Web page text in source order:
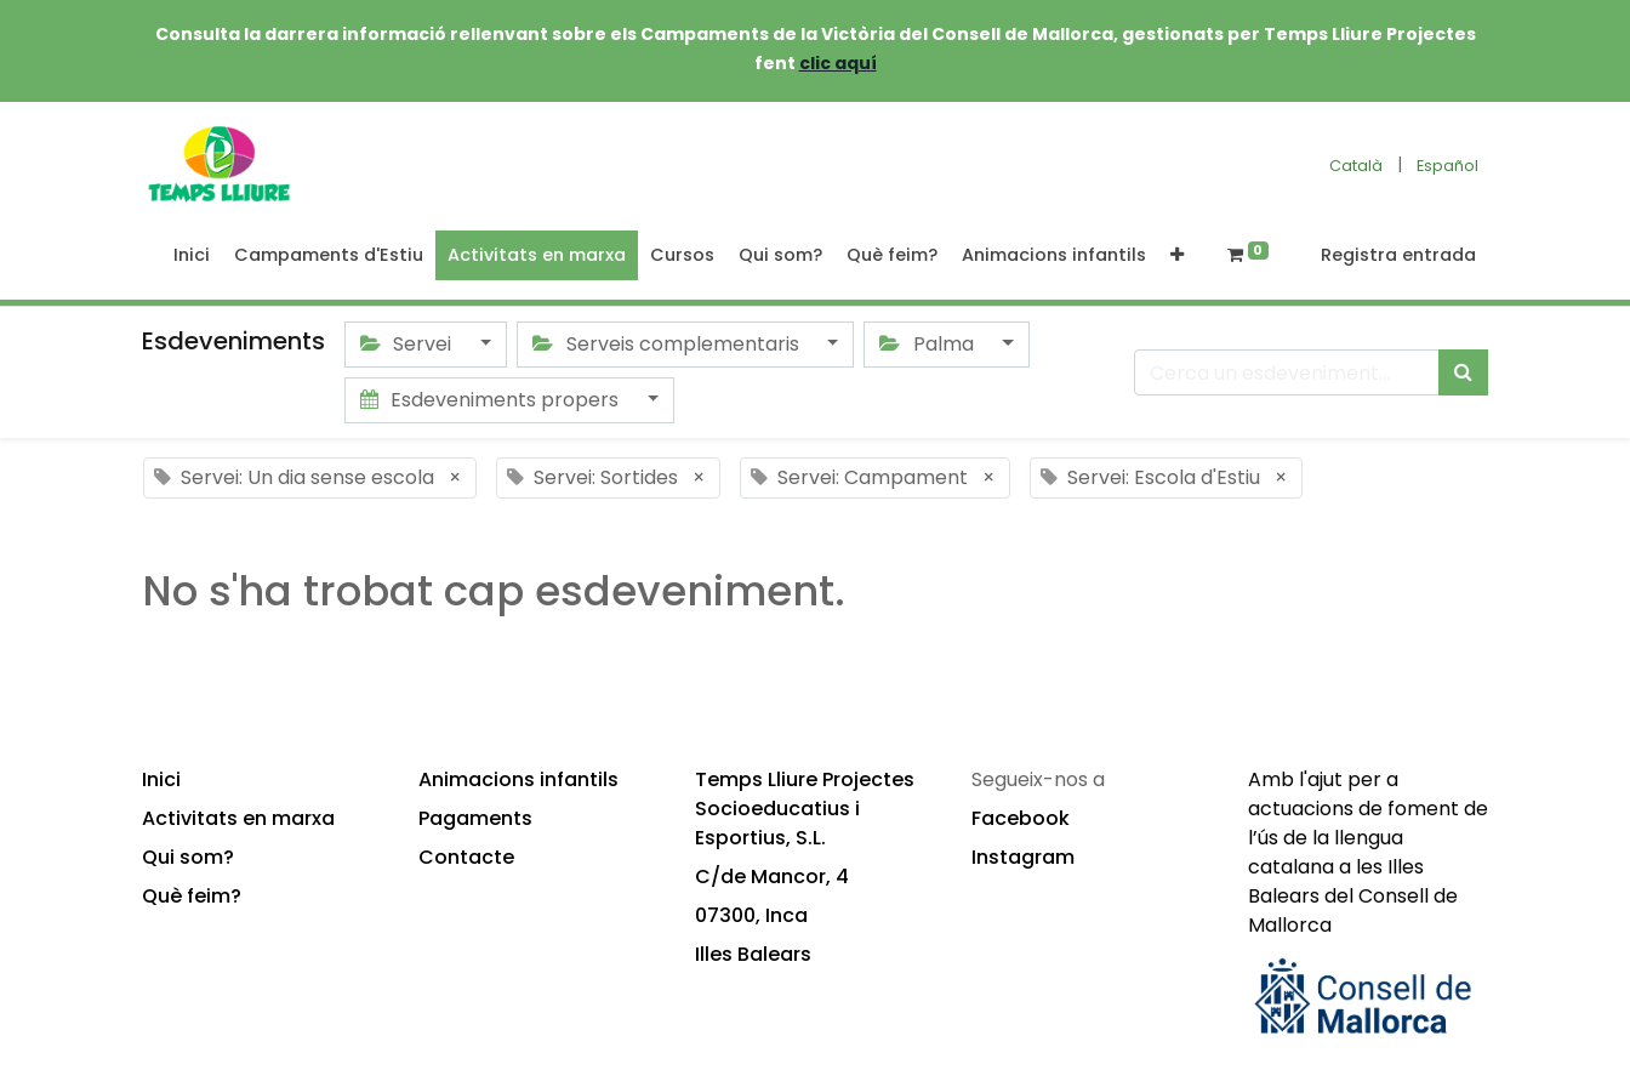
Consulta la darrera informació rellenvant sobre els Campaments de la Victòria del Consell de Mallorca, gestionats per Temps Lliure Projectes
fent clic aquí
Català | Español
Inici Campaments d'Estiu Activitats en marxa Cursos Qui som? Què feim? Animacions infantils 0 Registra entrada
Esdeveniments Servei Serveis complementaris
Palma
Esdeveniments propers
Servei: Un dia sense escola × Servei: Sortides × Servei: Campament × Servei: Escola d'Estiu ×
No s'ha trobat cap esdeveniment.
Inici
Activitats en marxa
Qui som?
Què feim?
Animacions infantils
Pagaments
Contacte
Temps Lliure Projectes
Socioeducatius i
Esportius, S.L.
C/de Mancor, 4
07300, Inca
Illes Balears
Segueix-nos a
Facebook
Instagram
Amb l'ajut per a
actuacions de foment de
l’ús de la llengua
catalana a les Illes
Balears del Consell de
Mallorca